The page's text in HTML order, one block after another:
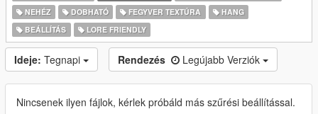
NEHÉZ
DOBHATÓ FEGYVER TEXTÚRA
HANG
BEÁLLÍTÁS
LORE FRIENDLY
Ideje: Tegnapi Rendezés Legújabb Verziók
Nincsenek ilyen fájlok, kérlek próbáld más szűrési beállítással.